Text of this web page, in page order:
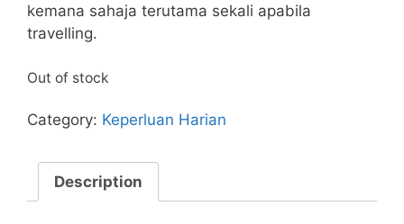
kemana sahaja terutama sekali apabila
travelling.
Out of stock
Category: Keperluan Harian
Description